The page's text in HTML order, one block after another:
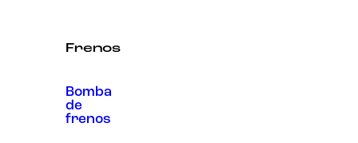
Frenos
Bomba
de
frenos